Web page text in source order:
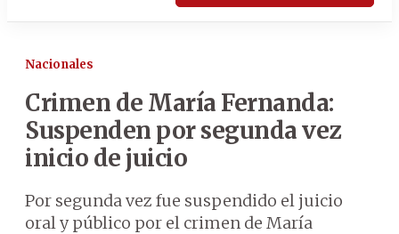
Nacionales
Crimen de María Fernanda:
Suspenden por segunda vez
inicio de juicio
Por segunda vez fue suspendido el juicio
oral y público por el crimen de María